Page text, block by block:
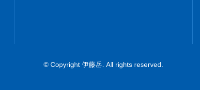
© Copyright 伊藤岳. All rights reserved.